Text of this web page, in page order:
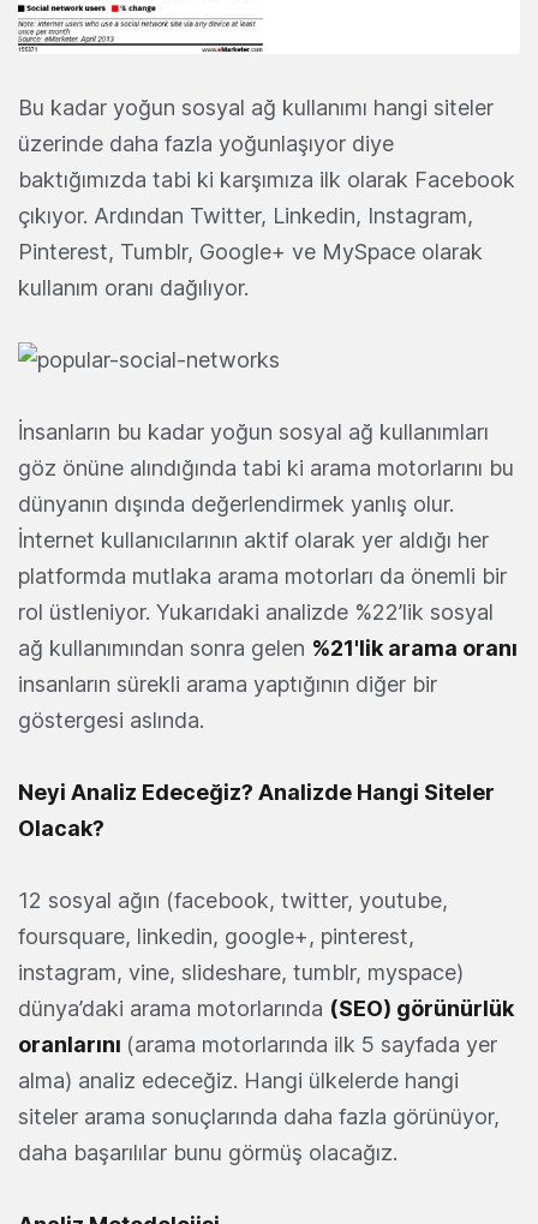
Bu kadar yoğun sosyal ağ kullanımı hangi siteler
üzerinde daha fazla yoğunlaşıyor diye
baktığımızda tabi ki karşımıza ilk olarak Facebook
çıkıyor. Ardından Twitter, Linkedin, Instagram,
Pinterest, Tumblr, Google+ ve MySpace olarak
kullanım oranı dağılıyor.
İnsanların bu kadar yoğun sosyal ağ kullanımları
göz önüne alındığında tabi ki arama motorlarını bu
dünyanın dışında değerlendirmek yanlış olur.
İnternet kullanıcılarının aktif olarak yer aldığı her
platformda mutlaka arama motorları da önemli bir
rol üstleniyor. Yukarıdaki analizde %22’lik sosyal
ağ kullanımından sonra gelen %21'lik arama oranı
insanların sürekli arama yaptığının diğer bir
göstergesi aslında.
Neyi Analiz Edeceğiz? Analizde Hangi Siteler
Olacak?
12 sosyal ağın (facebook, twitter, youtube,
foursquare, linkedin, google+, pinterest,
instagram, vine, slideshare, tumblr, myspace)
dünya’daki arama motorlarında (SEO) görünürlük
oranlarını (arama motorlarında ilk 5 sayfada yer
alma) analiz edeceğiz. Hangi ülkelerde hangi
siteler arama sonuçlarında daha fazla görünüyor,
daha başarılılar bunu görmüş olacağız.